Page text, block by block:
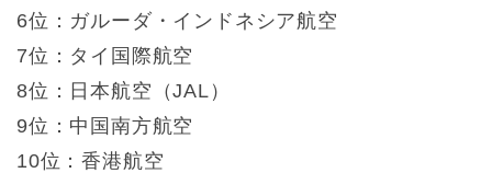
6位：ガルーダ・インドネシア航空
7位：タイ国際航空
8位：日本航空（JAL）
9位：中国南方航空
10位：香港航空